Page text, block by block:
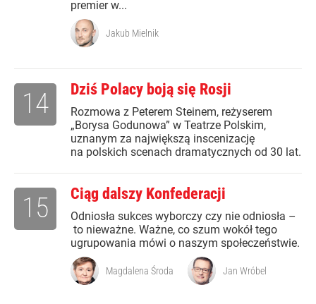
premier w...
Jakub Mielnik
Dziś Polacy boją się Rosji
Rozmowa z Peterem Steinem, reżyserem
„Borysa Godunowa” w Teatrze Polskim,
uznanym za największą inscenizację
na polskich scenach dramatycznych od 30 lat.
14
Ciąg dalszy Konfederacji
Odniosła sukces wyborczy czy nie odniosła –
to nieważne. Ważne, co szum wokół tego
ugrupowania mówi o naszym społeczeństwie.
15
Magdalena Środa Jan Wróbel